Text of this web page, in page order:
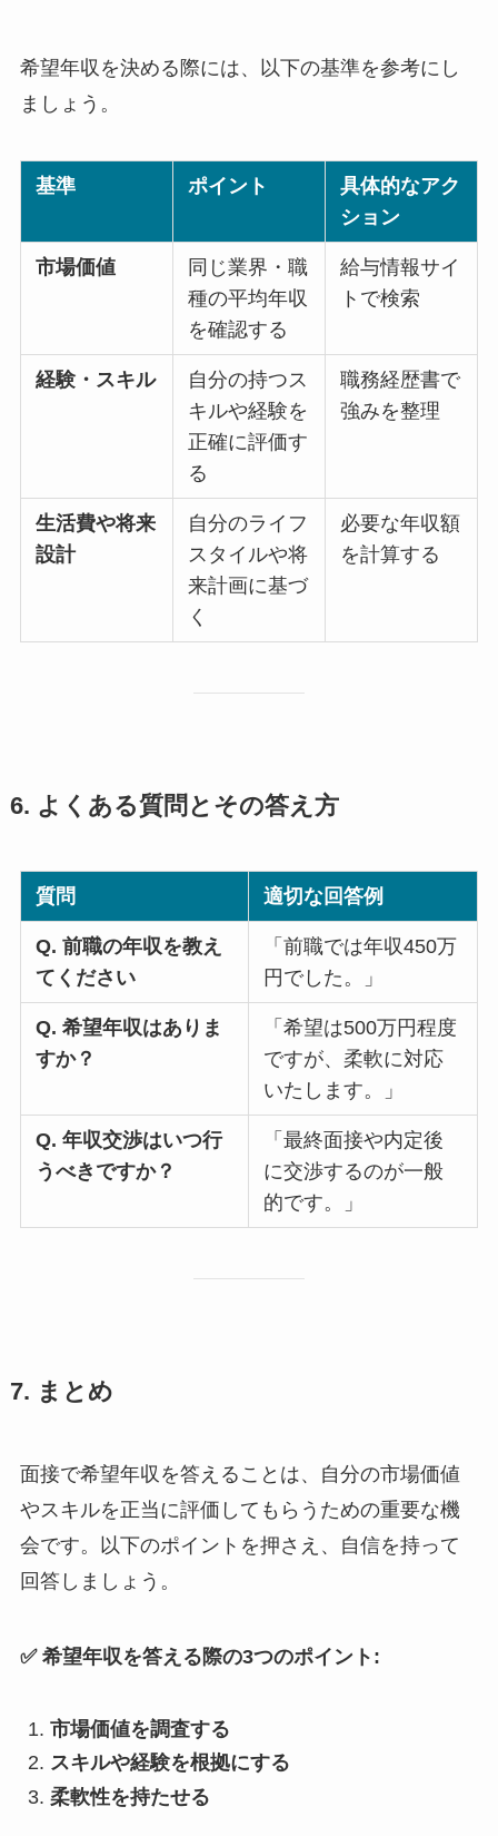
希望年収を決める際には、以下の基準を参考にし
ましょう。
基準 ポイント
具体的なアク
ション
市場価値
同じ業界・職
種の平均年収
を確認する
給与情報サイ
トで検索
経験・スキル
自分の持つス
キルや経験を
正確に評価す
る
職務経歴書で
強みを整理
生活費や将来
設計
自分のライフ
スタイルや将
来計画に基づ
く
必要な年収額
を計算する
6. よくある質問とその答え方
質問 適切な回答例
Q. 前職の年収を教え
てください
「前職では年収450万
円でした。」
Q. 希望年収はありま
すか？
「希望は500万円程度
ですが、柔軟に対応
いたします。」
Q. 年収交渉はいつ行
うべきですか？
「最終面接や内定後
に交渉するのが一般
的です。」
7. まとめ
面接で希望年収を答えることは、自分の市場価値
やスキルを正当に評価してもらうための重要な機
会です。以下のポイントを押さえ、自信を持って
回答しましょう。
✅ 希望年収を答える際の3つのポイント:
市場価値を調査する
スキルや経験を根拠にする
柔軟性を持たせる